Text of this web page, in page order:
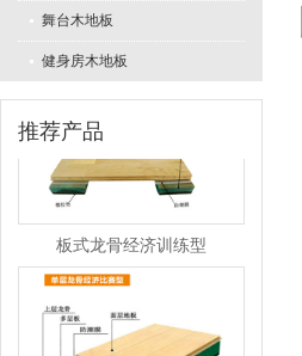
舞台木地板
健身房木地板
推荐产品
LVL型比赛结构